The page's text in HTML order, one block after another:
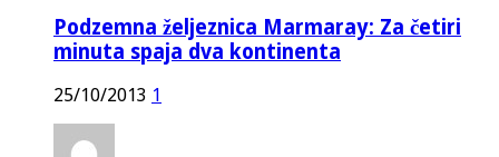
Podzemna željeznica Marmaray: Za četiri
minuta spaja dva kontinenta
25/10/2013 1